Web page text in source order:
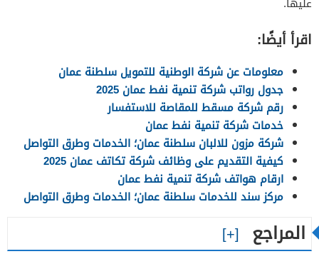
اقرأ أيضًا:
معلومات عن شركة الوطنية للتمويل سلطنة عمان
جدول رواتب شركة تنمية نفط عمان 2025
رقم شركة مسقط للمقاصة للاستفسار
خدمات شركة تنمية نفط عمان
شركة مزون للالبان سلطنة عمان؛ الخدمات وطرق التواصل
كيفية التقديم على وظائف شركة تكاتف عمان 2025
ارقام هواتف شركة تنمية نفط عمان
مركز سند للخدمات سلطنة عمان؛ الخدمات وطرق التواصل
المراجع